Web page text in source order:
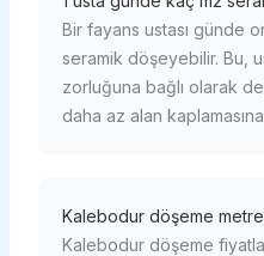
Bir fayans ustası günde
seramik döşeyebilir. Bu,
zorluğuna bağlı olarak
daha az alan
Kalebodur döşeme
Kalebodur döşeme